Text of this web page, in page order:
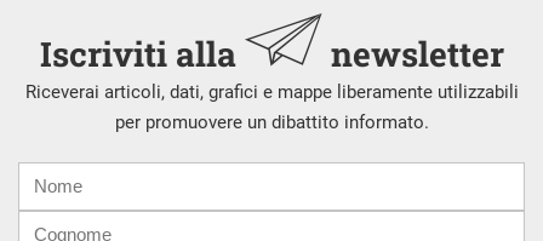
Iscriviti alla newsletter
Riceverai articoli, dati, grafici e mappe liberamente utilizzabili
per promuovere un dibattito informato.
mail